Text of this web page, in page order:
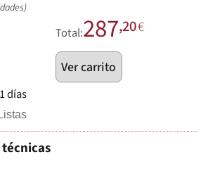
Total:287,20€
Ver carrito
días